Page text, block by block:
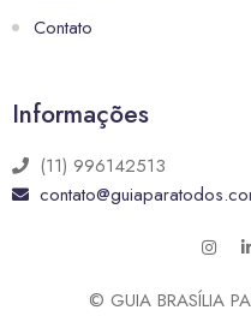
Contato
Informações
(11) 996142513
© GUIA BRASÍLIA